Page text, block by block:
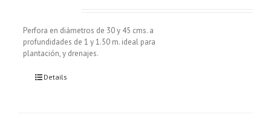
Perfora en diámetros de 30 y 45 cms. a
profundidades de 1 y 1.50 m. ideal para
plantación, y drenajes.
Details